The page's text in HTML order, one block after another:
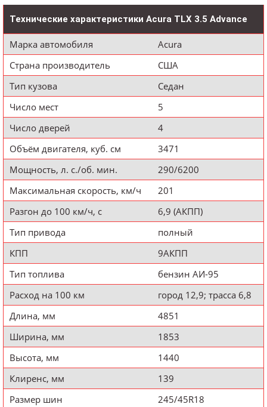
Технические характеристики Acura TLX 3.5 Advance
Марка автомобиля
Acura
Страна производитель
США
Тип кузова
Седан
Число мест
5
Число дверей
4
Объём двигателя, куб. см
3471
Мощность, л. с./об. мин.
290/6200
Максимальная скорость, км/ч
201
Разгон до 100 км/ч, с
6,9 (АКПП)
Тип привода
полный
КПП
9АКПП
Тип топлива
бензин АИ-95
Расход на 100 км
город 12,9; трасса 6,8
Длина, мм
4851
Ширина, мм
1853
Высота, мм
1440
Клиренс, мм
139
Размер шин
245/45R18